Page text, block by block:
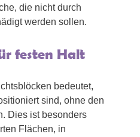
die nicht durch
werden sollen.
festen Halt
bedeutet,
sind, ohne den
Dies ist besonders
Flächen, in